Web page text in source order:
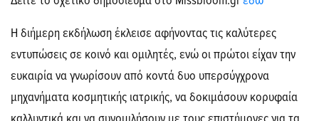
Η διήμερη εκδήλωση έκλεισε αφήνοντας τις καλύτερες
εντυπώσεις σε κοινό και ομιλητές, ενώ οι πρώτοι είχαν την
ευκαιρία να γνωρίσουν από κοντά δυο υπερσύγχρονα
μηχανήματα κοσμητικής ιατρικής, να δοκιμάσουν κορυφαία